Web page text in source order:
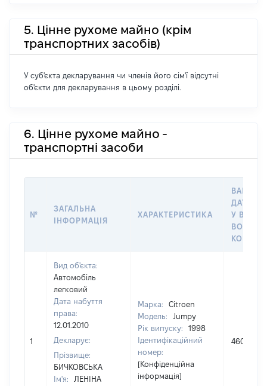
5. Цінне рухоме майно (крім
транспортних засобів)
У суб'єкта декларування чи членів його сім'ї відсутні
об'єкти для декларування в цьому розділі.
6. Цінне рухоме майно -
транспортні засоби
№
ЗАГАЛЬНА
ІНФОРМАЦІЯ
ХАРАКТЕРИСТИКА
ДАТУ
У
1
Вид об'єкта:
Автомобіль
легковий
Дата набуття
права:
12.01.2010
Декларує:
Прізвище:
БИЧКОВСЬКА
Ім'я:
ЛЕНІНА
Марка:
Citroen
Модель:
Jumpy
Рік випуску:
1998
Ідентифікаційний
номер:
[Конфіденційна
інформація]
46000